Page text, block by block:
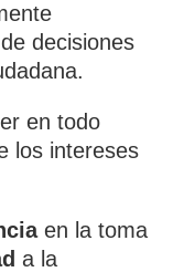
decisiones
en todo
los intereses
en la toma
a la